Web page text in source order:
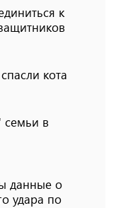
к
кота
семьи в
данные о
удара по